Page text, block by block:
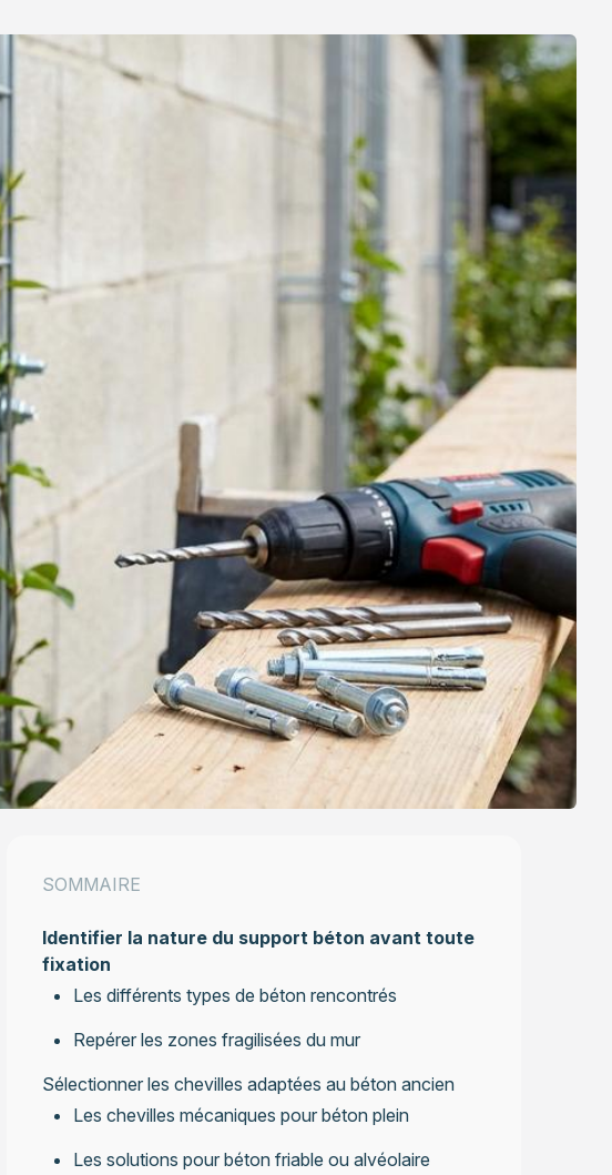
SOMMAIRE
Identifier la nature du support béton avant toute
fixation
Les différents types de béton rencontrés
Repérer les zones fragilisées du mur
Sélectionner les chevilles adaptées au béton ancien
Les chevilles mécaniques pour béton plein
Les solutions pour béton friable ou alvéolaire